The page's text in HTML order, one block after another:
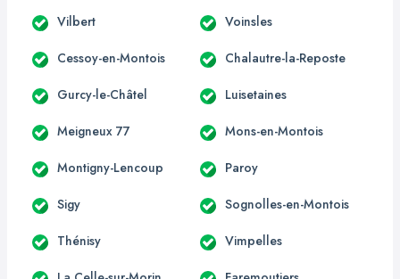
Vilbert Voinsles
Cessoy-en-Montois Chalautre-la-Reposte
Gurcy-le-Châtel Luisetaines
Meigneux 77 Mons-en-Montois
Montigny-Lencoup Paroy
Sigy Sognolles-en-Montois
Thénisy Vimpelles